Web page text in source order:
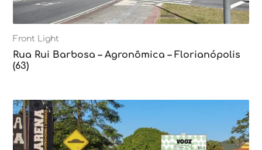
Front Light
Rua Rui Barbosa – Agronômica – Florianópolis
(63)